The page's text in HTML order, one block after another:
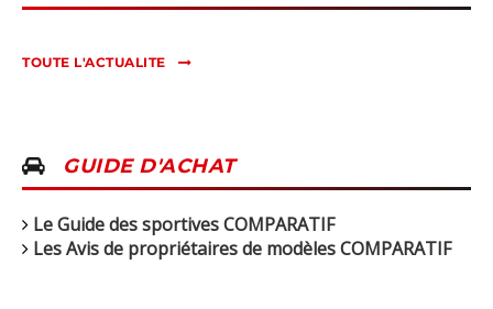
TOUTE L'ACTUALITE
GUIDE D'ACHAT
Le Guide des sportives COMPARATIF
Les Avis de propriétaires de modèles COMPARATIF